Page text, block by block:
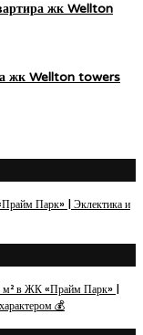
жк Wellton
жк Wellton towers
Парк» | Эклектика и
м² в ЖК «Прайм Парк» |
💰